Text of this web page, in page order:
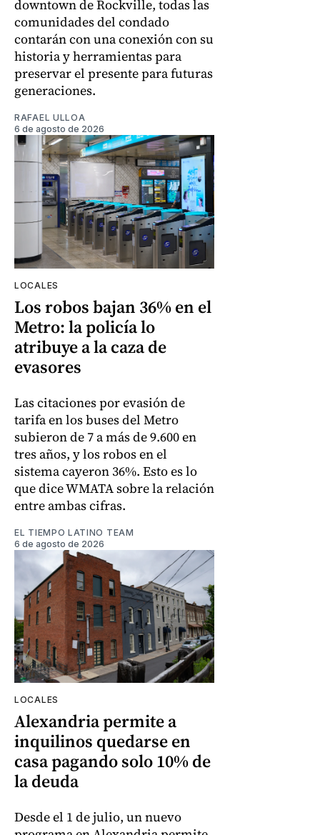
downtown de Rockville, todas las
comunidades del condado
contarán con una conexión con su
historia y herramientas para
preservar el presente para futuras
generaciones.
RAFAEL ULLOA
6 de agosto de 2026
LOCALES
Los robos bajan 36% en el
Metro: la policía lo
atribuye a la caza de
evasores
Las citaciones por evasión de
tarifa en los buses del Metro
subieron de 7 a más de 9.600 en
tres años, y los robos en el
sistema cayeron 36%. Esto es lo
que dice WMATA sobre la relación
entre ambas cifras.
EL TIEMPO LATINO TEAM
6 de agosto de 2026
LOCALES
Alexandria permite a
inquilinos quedarse en
casa pagando solo 10% de
la deuda
Desde el 1 de julio, un nuevo